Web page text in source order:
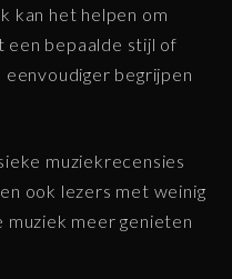
kan het helpen om
een bepaalde stijl of
begrijpen
muziekrecensies
ook lezers met weinig
muziek meer genieten